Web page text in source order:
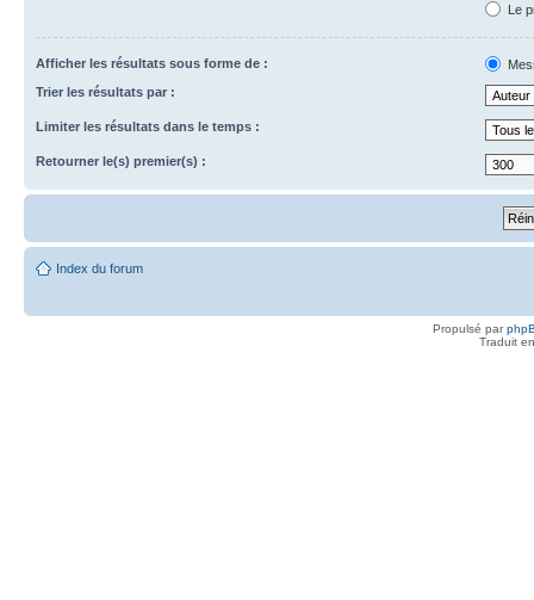
Le
Afficher les résultats sous forme de :
Trier les résultats par :
Limiter les résultats dans le temps :
Retourner le(s) premier(s) :
Index du forum
Propulsé par
Traduit